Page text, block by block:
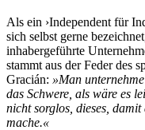
Als ein ›Independent für
sich selbst gerne
inhabergeführte
stammt aus der Feder des
Gracián: »Man
das Schwere, als wäre es
nicht sorglos, dieses,
mache.«